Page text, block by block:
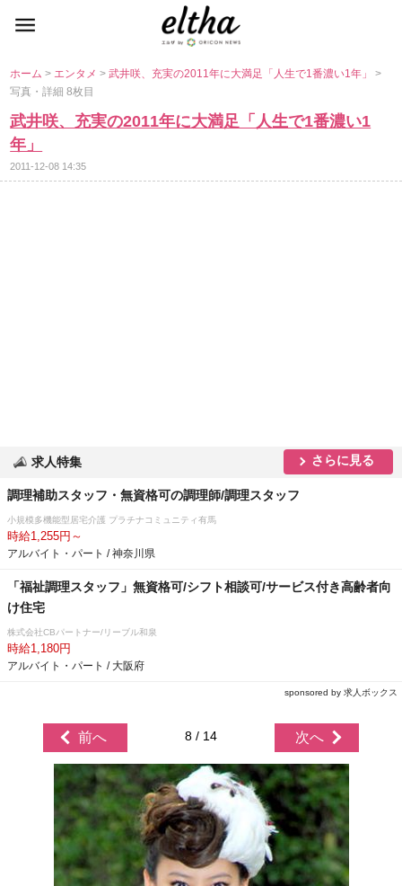
ホーム> エンタメ>武井咲、充実の2011年に大満足「人生で1番濃い1年」>
写真・詳細 8枚目
武井咲、充実の2011年に大満足「人生で1番濃い1
年」
2011-12-08 14:35
求人特集 さらに見る
調理補助スタッフ・無資格可の調理師/調理スタッフ
小規模多機能型居宅介護 プラチナコミュニティ有馬
時給1,255円～
アルバイト・パート / 神奈川県
「福祉調理スタッフ」無資格可/シフト相談可/サービス付き高齢者向
け住宅
株式会社CBパートナー/リーブル和泉
時給1,180円
アルバイト・パート / 大阪府
sponsored by 求人ボックス
前へ 8 / 14 次へ